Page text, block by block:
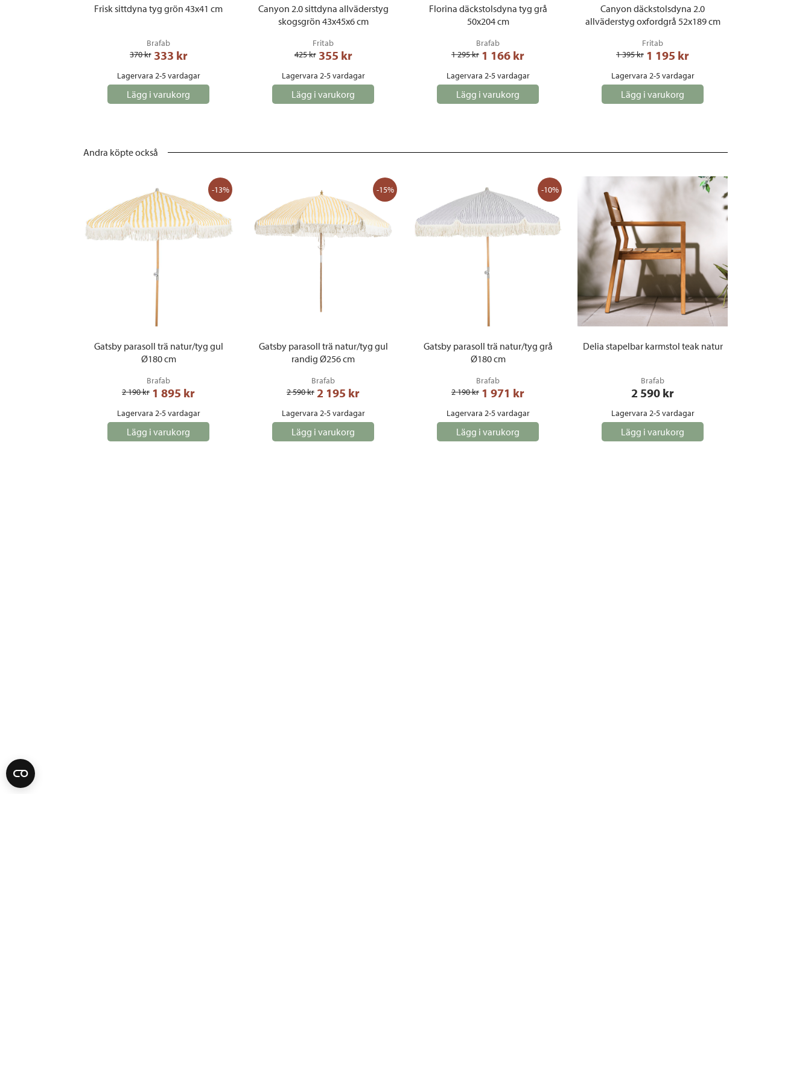
Frisk sittdyna tyg grön 43x41 cm
Brafab
370 kr 333 kr
Lagervara 2-5 vardagar
Lägg i varukorg
Canyon 2.0 sittdyna allväderstyg
skogsgrön 43x45x6 cm
Fritab
425 kr 355 kr
Lagervara 2-5 vardagar
Lägg i varukorg
Florina däckstolsdyna tyg grå
50x204 cm
Brafab
1 295 kr 1 166 kr
Lagervara 2-5 vardagar
Lägg i varukorg
Canyon däckstolsdyna 2.0
allväderstyg oxfordgrå 52x189 cm
Fritab
1 395 kr 1 195 kr
Lagervara 2-5 vardagar
Lägg i varukorg
Andra köpte också
-13%
Gatsby parasoll trä natur/tyg gul
Ø180 cm
Brafab
2 190 kr 1 895 kr
Lagervara 2-5 vardagar
Lägg i varukorg
-15%
Gatsby parasoll trä natur/tyg gul
randig Ø256 cm
Brafab
2 590 kr 2 195 kr
Lagervara 2-5 vardagar
Lägg i varukorg
-10%
Gatsby parasoll trä natur/tyg grå
Ø180 cm
Brafab
2 190 kr 1 971 kr
Lagervara 2-5 vardagar
Lägg i varukorg
Delia stapelbar karmstol teak natur
Brafab
2 590 kr
Lagervara 2-5 vardagar
Lägg i varukorg